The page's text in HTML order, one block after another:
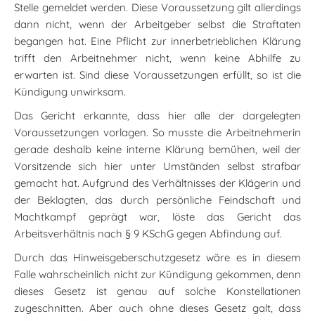
Stelle gemeldet werden. Diese Voraussetzung gilt allerdings
dann nicht, wenn der Arbeitgeber selbst die Straftaten
begangen hat. Eine Pflicht zur innerbetrieblichen Klärung
trifft den Arbeitnehmer nicht, wenn keine Abhilfe zu
erwarten ist. Sind diese Voraussetzungen erfüllt, so ist die
Kündigung unwirksam.
Das Gericht erkannte, dass hier alle der dargelegten
Voraussetzungen vorlagen. So musste die Arbeitnehmerin
gerade deshalb keine interne Klärung bemühen, weil der
Vorsitzende sich hier unter Umständen selbst strafbar
gemacht hat. Aufgrund des Verhältnisses der Klägerin und
der Beklagten, das durch persönliche Feindschaft und
Machtkampf geprägt war, löste das Gericht das
Arbeitsverhältnis nach § 9 KSchG gegen Abfindung auf.
Durch das Hinweisgeberschutzgesetz wäre es in diesem
Falle wahrscheinlich nicht zur Kündigung gekommen, denn
dieses Gesetz ist genau auf solche Konstellationen
zugeschnitten. Aber auch ohne dieses Gesetz galt, dass